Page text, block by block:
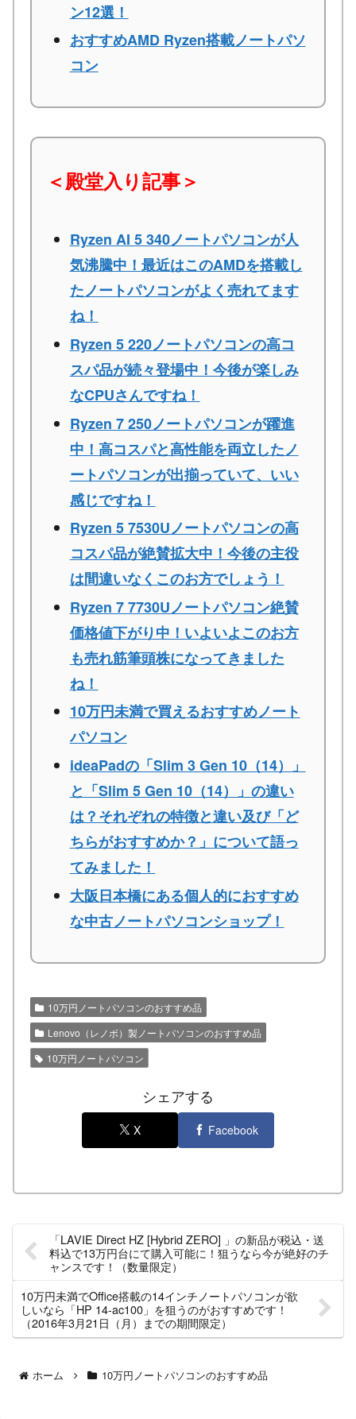
ン12選！
おすすめAMD Ryzen搭載ノートパソ
コン
＜殿堂入り記事＞
Ryzen AI 5 340ノートパソコンが人
気沸騰中！最近はこのAMDを搭載し
たノートパソコンがよく売れてます
ね！
Ryzen 5 220ノートパソコンの高コ
スパ品が続々登場中！今後が楽しみ
なCPUさんですね！
Ryzen 7 250ノートパソコンが躍進
中！高コスパと高性能を両立したノ
ートパソコンが出揃っていて、いい
感じですね！
Ryzen 5 7530Uノートパソコンの高
コスパ品が絶賛拡大中！今後の主役
は間違いなくこのお方でしょう！
Ryzen 7 7730Uノートパソコン絶賛
価格値下がり中！いよいよこのお方
も売れ筋筆頭株になってきました
ね！
10万円未満で買えるおすすめノート
パソコン
ideaPadの「Slim 3 Gen 10（14）」
と「Slim 5 Gen 10（14）」の違い
は？それぞれの特徴と違い及び「ど
ちらがおすすめか？」について語っ
てみました！
大阪日本橋にある個人的におすすめ
な中古ノートパソコンショップ！
10万円ノートパソコンのおすすめ品
Lenovo（レノボ）製ノートパソコンのおすすめ品
10万円ノートパソコン
シェアする
X Facebook
「LAVIE Direct HZ [Hybrid ZERO] 」の新品が税込・送
料込で13万円台にて購入可能に！狙うなら今が絶好のチ
ャンスです！（数量限定）
10万円未満でOffice搭載の14インチノートパソコンが欲
しいなら「HP 14-ac100」を狙うのがおすすめです！
（2016年3月21日（月）までの期間限定）
ホーム 10万円ノートパソコンのおすすめ品